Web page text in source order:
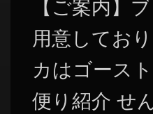
【ご案内】
用意してお
カはゴース
便り紹介 せ